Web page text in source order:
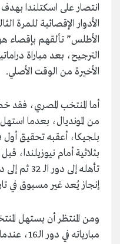
انتصار على اسكتلندا
الأدوار الإقصائية للمرة
الأطلس” تألقهم بإقصاء
الترجيح، بعد مباراة
الأخيرة من الوقت الأصلي.
أما المنتخب المصري، فقد
من المونديال، بعدما
بلجيكا، أعقبه تحقيق
بثلاثية أمام نيوزيلندا،
إنجاز يُعد غير مسبوق في
ومن المنتظر أن يستهل
مبارياته